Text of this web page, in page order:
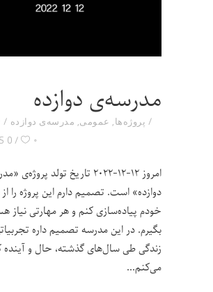
مدرسه‌ی دوازده
پروژه‌ها, عمومی, مدرسه‌ی دوازده
0 COMMENTS
۰
امروز ۱۲-۱۲-۲۰۲۲ تاریخ تولد
دوازده» است. تصمیم دارم این پروژه را
خودم پیاده‌سازی کنم و هر مهارتی نیاز
بگیرم. در این مدرسه تصمیم داره
زندگی طی سال‌های گذشته، حال و
می‌کنم